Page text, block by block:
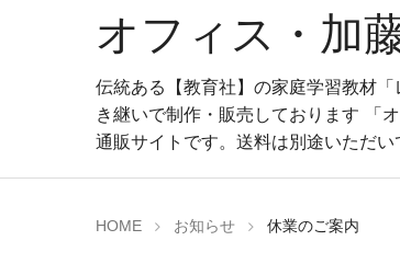
オフィス・加
伝統ある【教育社】の家庭学習教材
き継いで制作・販売しております 「
通販サイトです。送料は別途いただい
HOME お知らせ 休業のご案内